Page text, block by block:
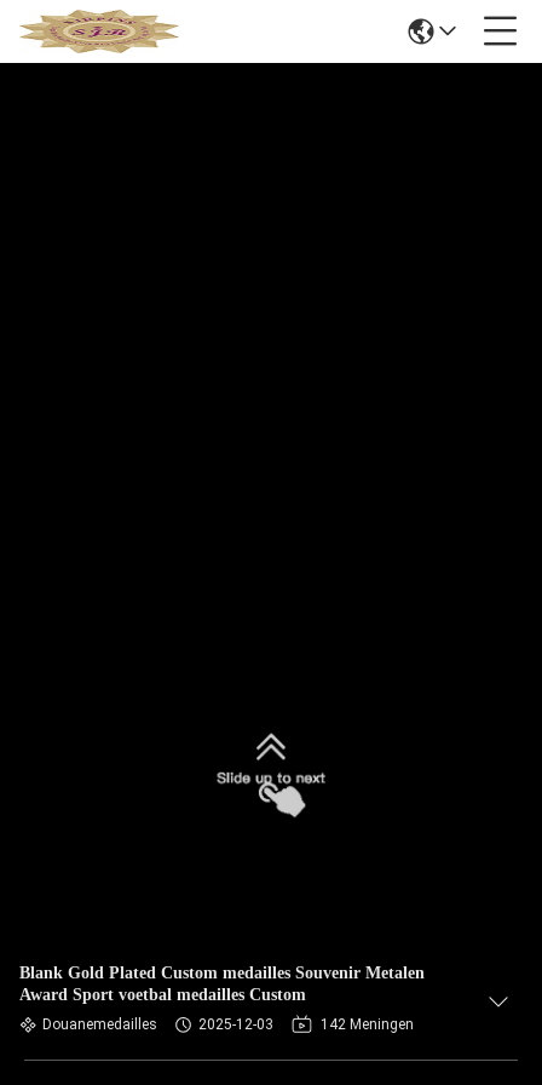
Blank Gold Plated Custom medailles Souvenir Metalen
Award Sport voetbal medailles Custom
Douanemedailles 2025-12-03 142 Meningen